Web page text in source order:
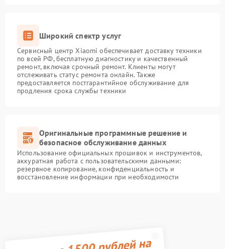
Широкий спектр услуг
Сервисный центр Xiaomi обеспечивает доставку техники
по всей РФ, бесплатную диагностику и качественный
ремонт, включая срочный ремонт. Клиенты могут
отслеживать статус ремонта онлайн. Также
предоставляется постгарантийное обслуживание для
продления срока службы техники
Оригинальные программные решение и
безопасное обслуживание данных
Использование официальных прошивок и инструментов,
аккуратная работа с пользовательскими данными:
резервное копирование, конфиденциальность и
восстановление информации при необходимости